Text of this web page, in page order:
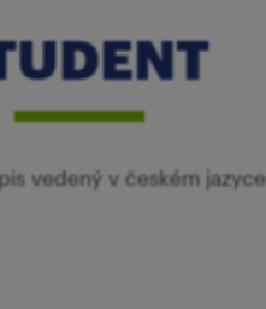
vedený v českém jazyce